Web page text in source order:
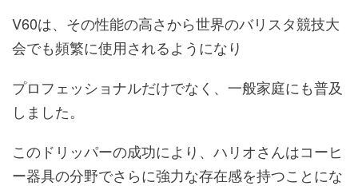
V60は、その性能の高さから世界のバリスタ競技大
会でも頻繁に使用されるようになり
プロフェッショナルだけでなく、一般家庭にも普及
しました。
このドリッパーの成功により、ハリオさんはコーヒ
ー器具の分野でさらに強力な存在感を持つことにな